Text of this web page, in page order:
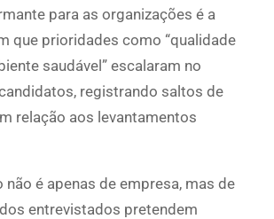
para as organizações é a
que prioridades como “qualidade
saudável” escalaram no
registrando saltos de
relação aos levantamentos
não é apenas de empresa, mas de
entrevistados pretendem